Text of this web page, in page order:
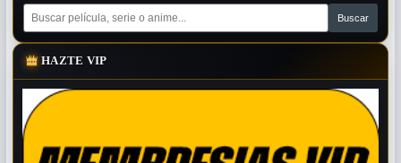
HAZTE VIP